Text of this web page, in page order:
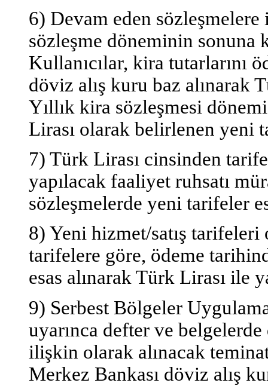
6) Devam eden
sözleşme döneminin sonuna
Kullanıcılar, kira tutarlarını
döviz alış kuru baz alınarak
Yıllık kira sözleşmesi
Lirası olarak belirlenen yeni
7) Türk Lirası cinsinden
yapılacak faaliyet ruhsatı
sözleşmelerde yeni tarifeler
8) Yeni hizmet/satış
tarifelere göre, ödeme
esas alınarak Türk Lirası ile
9) Serbest Bölgeler
uyarınca defter ve
ilişkin olarak alınacak
Merkez Bankası döviz alış